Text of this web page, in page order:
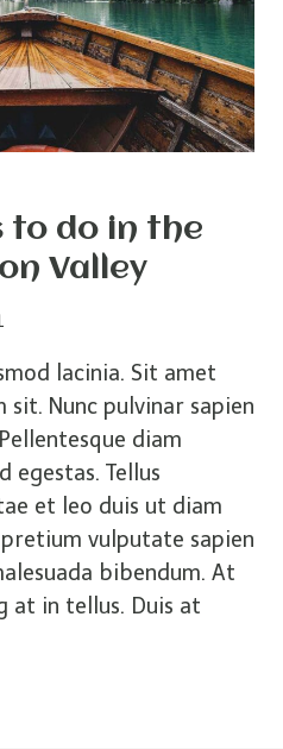
to do in the
Valley
lacinia. Sit amet
Nunc pulvinar sapien
diam
egestas. Tellus
et leo duis ut diam
vulputate sapien
bibendum. At
at in tellus. Duis at